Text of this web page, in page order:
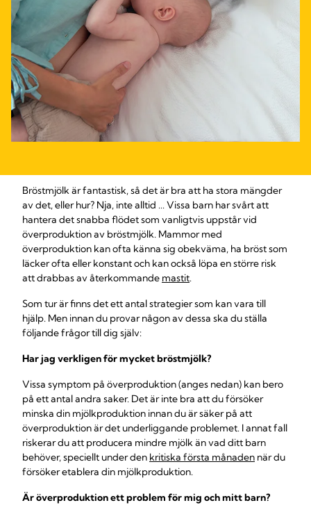
Bröstmjölk är fantastisk, så det är bra att ha stora mängder
av det, eller hur? Nja, inte alltid ... Vissa barn har svårt att
hantera det snabba flödet som vanligtvis uppstår vid
överproduktion av bröstmjölk. Mammor med
överproduktion kan ofta känna sig obekväma, ha bröst som
läcker ofta eller konstant och kan också löpa en större risk
att drabbas av återkommande mastit.
Som tur är finns det ett antal strategier som kan vara till
hjälp. Men innan du provar någon av dessa ska du ställa
följande frågor till dig själv:
Har jag verkligen för mycket bröstmjölk?
Vissa symptom på överproduktion (anges nedan) kan bero
på ett antal andra saker. Det är inte bra att du försöker
minska din mjölkproduktion innan du är säker på att
överproduktion är det underliggande problemet. I annat fall
riskerar du att producera mindre mjölk än vad ditt barn
behöver, speciellt under den kritiska första månaden när du
försöker etablera din mjölkproduktion.
Är överproduktion ett problem för mig och mitt barn?